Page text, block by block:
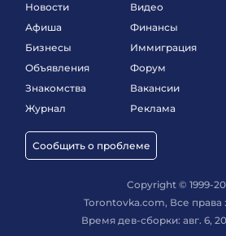
Новости
Афиша
Бизнесы
Объявления
Знакомства
Журнал
Сообщить о проблеме
Видео
Финансы
Иммиграция
Форум
Вакансии
Реклама
Copyright © 1999-
Torontovka.com, Все
Время дев-сборки: авг. 6,